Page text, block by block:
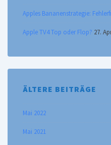
Apples Bananenstrategie:
Apple TV4 Top oder Flop? 27.
ÄLTERE BEITRÄGE
Mai 2022
Mai 2021